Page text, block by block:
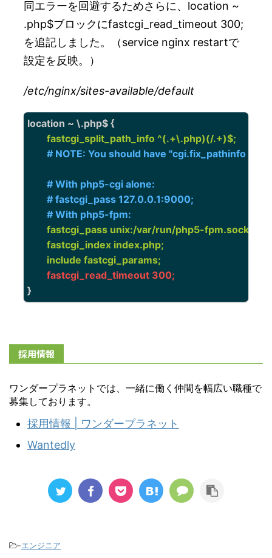
同エラーを回避するためさらに、location ~
.php$ブロックにfastcgi_read_timeout 300;
を追記しました。（service nginx restartで
設定を反映。）
/etc/nginx/sites-available/default
location ~ \.php$ {
        fastcgi_split_path_info ^(.+\.php)(/.+)$;
# NOTE: You should have "cgi.fix_pathinfo = 0;"
        # With php5-cgi alone:
        # fastcgi_pass 127.0.0.1:9000;
        # With php5-fpm:
        fastcgi_pass unix:/var/run/php5-fpm.sock;
        fastcgi_index index.php;
        include fastcgi_params;
        fastcgi_read_timeout 300;
}
採用情報
ワンダープラネットでは、一緒に働く仲間を幅広い職種で
募集しております。
採用情報 | ワンダープラネット
Wantedly
-エンジニア